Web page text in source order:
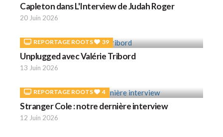
Capleton dans L'Interview de Judah Roger
20 Juin 2026
REPORTAGE ROOTS 39
Unplugged avec Valérie Tribord
13 Juin 2026
REPORTAGE ROOTS 4
Stranger Cole : notre dernière interview
12 Juin 2026